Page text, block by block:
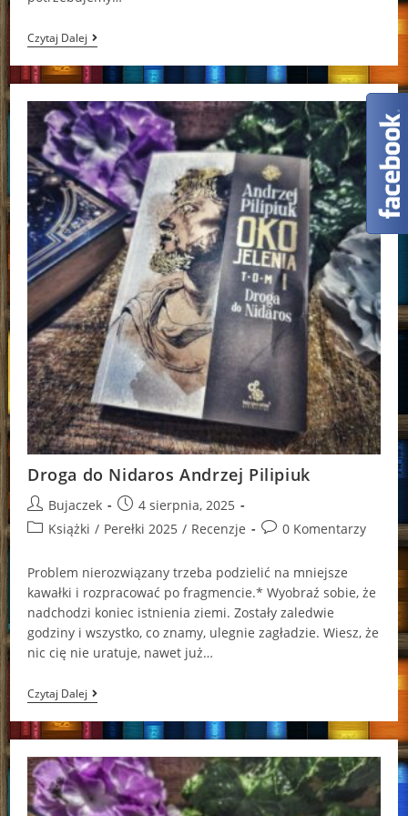
Czytaj DalejNa
Co
Czekasz,
Kochanie?
Daws
Droga do Nidaros Andrzej Pilipiuk
Post
author:
Bujaczek
Post
published:
4 sierpnia, 2025
PostKsiążki / Perełki 2025 / Recenzje
Post0 Komentarzy
Problem nierozwiązany trzeba podzielić na mniejsze
kawałki i rozpracować po fragmencie.* Wyobraź sobie, że
nadchodzi koniec istnienia ziemi. Zostały zaledwie
godziny i wszystko, co znamy, ulegnie zagładzie. Wiesz, że
nic cię nie uratuje, nawet już…
Czytaj DalejDroga
Do
Nidaros
Andrzej